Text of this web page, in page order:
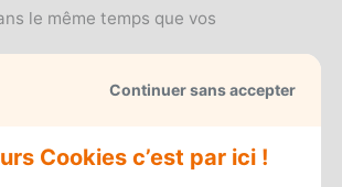
le même temps que vos
pas encore souscrit à une
à une offre qui correspond à
Continuer sans accepter
Cookies c’est par ici !